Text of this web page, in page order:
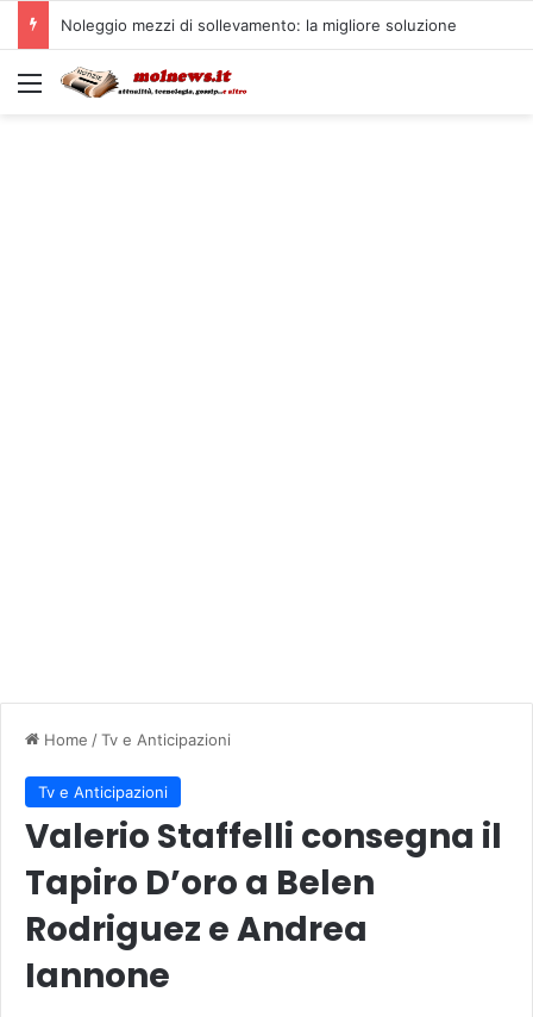
Noleggio mezzi di sollevamento: la migliore soluzione
Menu
Home /Tv e Anticipazioni
Tv e Anticipazioni
Valerio Staffelli consegna il
Tapiro D’oro a Belen
Rodriguez e Andrea
Iannone